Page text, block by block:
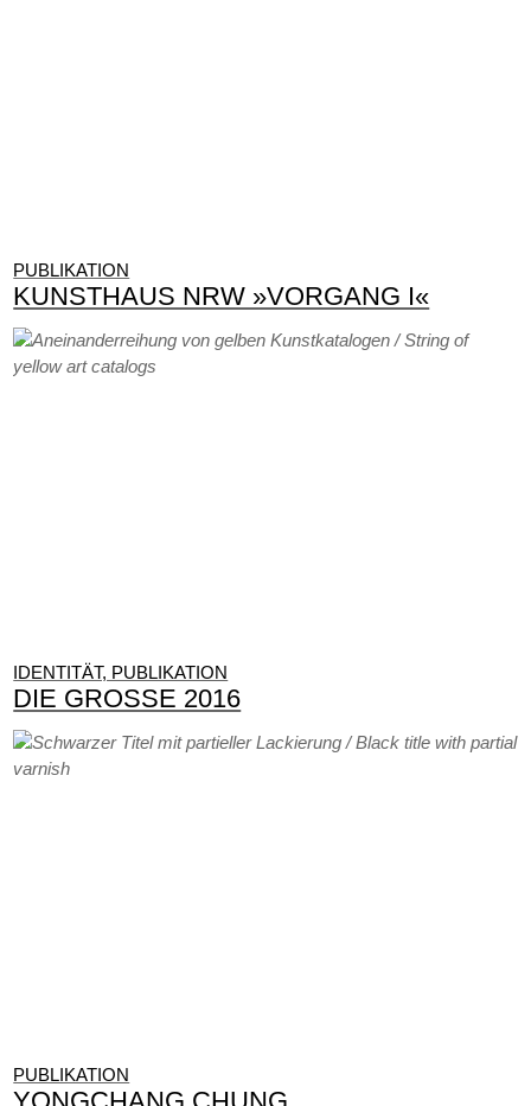
PUBLIKATION
KUNSTHAUS NRW »VORGANG I«
IDENTITÄT, PUBLIKATION
DIE GROSSE 2016
PUBLIKATION